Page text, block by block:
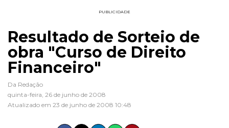
PUBLICIDADE
Resultado de Sorteio de
obra "Curso de Direito
Financeiro"
Da Redação
quinta-feira, 26 de junho de 2008
Atualizado em 23 de junho de 2008 10:48